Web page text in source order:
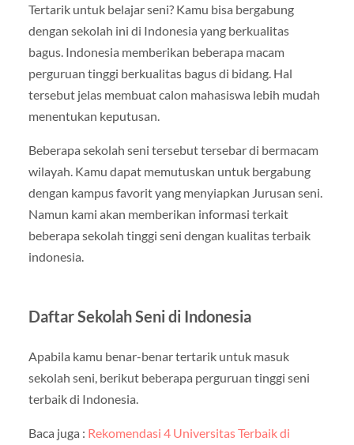
Tertarik untuk belajar seni? Kamu bisa bergabung
dengan sekolah ini di Indonesia yang berkualitas
bagus. Indonesia memberikan beberapa macam
perguruan tinggi berkualitas bagus di bidang. Hal
tersebut jelas membuat calon mahasiswa lebih mudah
menentukan keputusan.
Beberapa sekolah seni tersebut tersebar di bermacam
wilayah. Kamu dapat memutuskan untuk bergabung
dengan kampus favorit yang menyiapkan Jurusan seni.
Namun kami akan memberikan informasi terkait
beberapa sekolah tinggi seni dengan kualitas terbaik
indonesia.
Daftar Sekolah Seni di Indonesia
Apabila kamu benar-benar tertarik untuk masuk
sekolah seni, berikut beberapa perguruan tinggi seni
terbaik di Indonesia.
Baca juga : Rekomendasi 4 Universitas Terbaik di